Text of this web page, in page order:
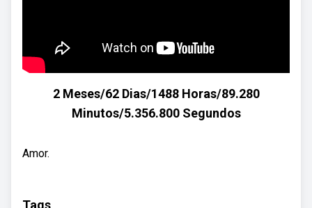
2 Meses/62 Dias/1488 Horas/89.280
Minutos/5.356.800 Segundos
Amor.
Tags